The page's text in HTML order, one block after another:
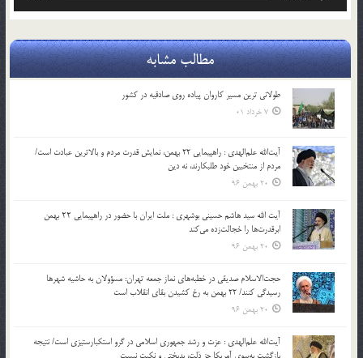
مطالب مشابه
طولانی ترین مسیر کاروان پیاده روی صادقیه در کشور
7 خرداد 01
آیت‌الله علم‌الهدی : راهپیمایی 22 بهمن، نمایش قدرت مردم و بالاترین عبادت است/
مردم از منتخبین خود طلبکارند، نه دین
20 بهمن 96
آیت الله سید هاشم حسینی بوشهری : ملت ایران با حضور در راهپیمایی ۲۲ بهمن
ابرقدرت‌ها را خجالت‌زده می‌کند
20 بهمن 96
حجت‌الاسلام صدیقی در خطبه‌های نماز جمعه تهران: مسؤولان به حاشیه شهرها
رسیدگی کنند/ 22 بهمن به رخ کشیدن بقای انقلاب است
20 بهمن 96
آیت‌الله علم‌الهدی : عزت و رشد جمهوری اسلامی در گرو استکبارستیزی است/ نتیجه